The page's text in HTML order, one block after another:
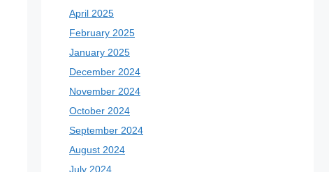
April 2025
February 2025
January 2025
December 2024
November 2024
October 2024
September 2024
August 2024
July 2024